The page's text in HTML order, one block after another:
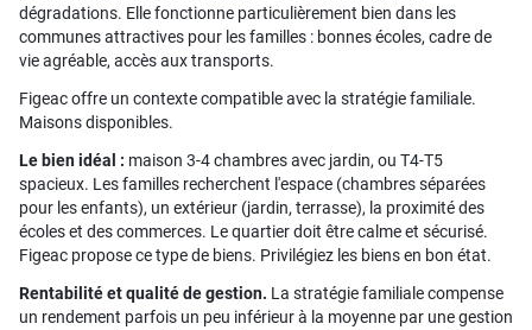
dégradations. Elle fonctionne particulièrement bien dans les
communes attractives pour les familles : bonnes écoles, cadre de
vie agréable, accès aux transports.
Figeac offre un contexte compatible avec la stratégie familiale.
Maisons disponibles.
Le bien idéal : maison 3-4 chambres avec jardin, ou T4-T5
spacieux. Les familles recherchent l'espace (chambres séparées
pour les enfants), un extérieur (jardin, terrasse), la proximité des
écoles et des commerces. Le quartier doit être calme et sécurisé.
Figeac propose ce type de biens. Privilégiez les biens en bon état.
Rentabilité et qualité de gestion. La stratégie familiale compense
un rendement parfois un peu inférieur à la moyenne par une gestion